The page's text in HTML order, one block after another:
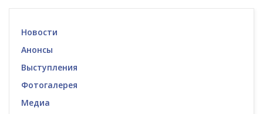
Новости
Анонсы
Выступления
Фотогалерея
Медиа